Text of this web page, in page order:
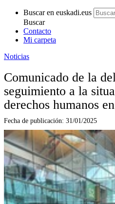
Buscar en euskadi.eus
Buscar
Contacto
Mi carpeta
Noticias
Comunicado de la
seguimiento a la
derechos humanos
Fecha de publicación: 31/01/2025